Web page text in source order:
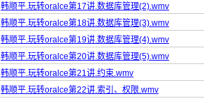
韩顺平.玩转oralce第17讲.数据库管理(2).wmv
韩顺平.玩转oralce第18讲.数据库管理(3).wmv
韩顺平.玩转oralce第19讲.数据库管理(4).wmv
韩顺平.玩转oralce第20讲.数据库管理(5).wmv
韩顺平.玩转oralce第21讲.约束.wmv
韩顺平.玩转oralce第22讲.索引、权限.wmv